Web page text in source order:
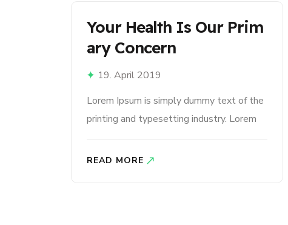
Your Health Is Our Prim
Ary Concern
19. April 2019
Lorem Ipsum is simply dummy text of the
printing and typesetting industry. Lorem
dummy text ever since the 1500s, when
READ MORE